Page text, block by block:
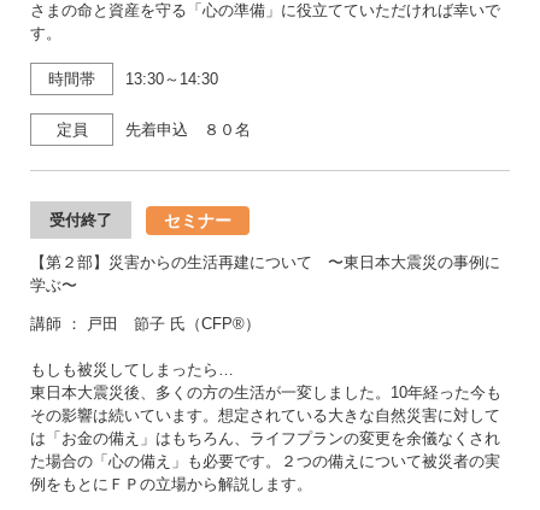
さまの命と資産を守る「心の準備」に役立てていただければ幸いで
す。
時間帯 13:30～14:30
定員 先着申込 ８０名
受付終了 セミナー
【第２部】災害からの生活再建について 〜東日本大震災の事例に
学ぶ〜
講師 ： 戸田 節子 氏（CFP®）
もしも被災してしまったら…
東日本大震災後、多くの方の生活が一変しました。10年経った今も
その影響は続いています。想定されている大きな自然災害に対して
は「お金の備え」はもちろん、ライフプランの変更を余儀なくされ
た場合の「心の備え」も必要です。２つの備えについて被災者の実
例をもとにＦＰの立場から解説します。